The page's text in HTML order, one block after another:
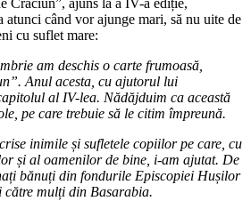
atunci când vor ajunge mari, să nu uite de
cu suflet mare:
am deschis o carte frumoasă,
Anul acesta, cu ajutorul lui
al IV-lea. Nădăjduim ca această
pe care trebuie să le citim împreună.
inimile și sufletele copiilor pe care, cu
și al oamenilor de bine, i-am ajutat. De
bănuți din fondurile Episcopiei Hușilor
mulți din Basarabia.